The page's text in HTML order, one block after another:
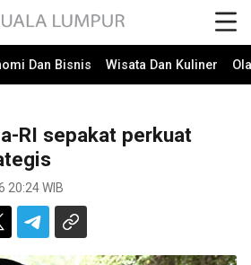
Dan Bisnis Wisata Dan Kuliner
RI sepakat perkuat
20:24 WIB